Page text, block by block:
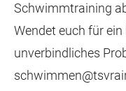
Schwimmtraining
Wendet euch für
unverbindliches